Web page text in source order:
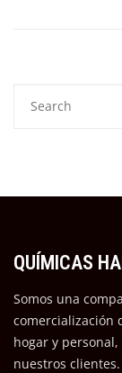
QUÍMICAS
Somos una
comercialización
hogar y
nuestros clientes.